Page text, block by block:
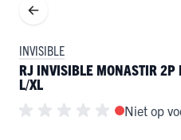
INVISIBLE
RJ INVISIBLE MONASTIR 2P
L/XL
Niet op